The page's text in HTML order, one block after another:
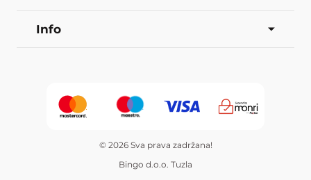
Info
© 2026 Sva prava zadržana!
Bingo d.o.o. Tuzla